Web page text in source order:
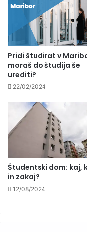
Pridi študirat v
moraš do študija še
urediti?
22/02/2024
Študentski dom: kaj,
in zakaj?
12/08/2024